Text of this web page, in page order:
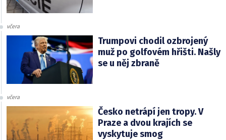
včera
Trumpovi chodil ozbrojený
muž po golfovém hřišti. Našly
se u něj zbraně
včera
Česko netrápí jen tropy. V
Praze a dvou krajích se
vyskytuje smog